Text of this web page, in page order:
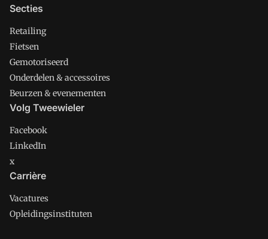
Secties
Retailing
Fietsen
Gemotoriseerd
Onderdelen & accessoires
Beurzen & evenementen
Volg Tweewieler
Facebook
LinkedIn
x
Carrière
Vacatures
Opleidingsinstituten